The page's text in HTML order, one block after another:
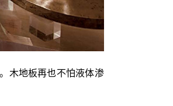
木地板再也不怕液体渗